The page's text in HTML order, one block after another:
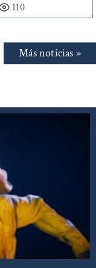
110
Más noticias »